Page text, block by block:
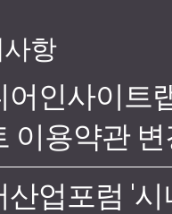
항
어인사이트
이용약관 변
산업포럼 '